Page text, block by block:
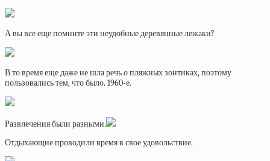
А вы все еще помните эти неудобные деревянные лежаки?
В то время еще даже не шла речь о пляжных зонтиках, поэтому
пользовались тем, что было. 1960-е.
Развлечения были разными.
Отдыхающие проводили время в свое удовольствие.